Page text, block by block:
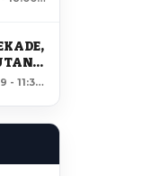
- 11:34